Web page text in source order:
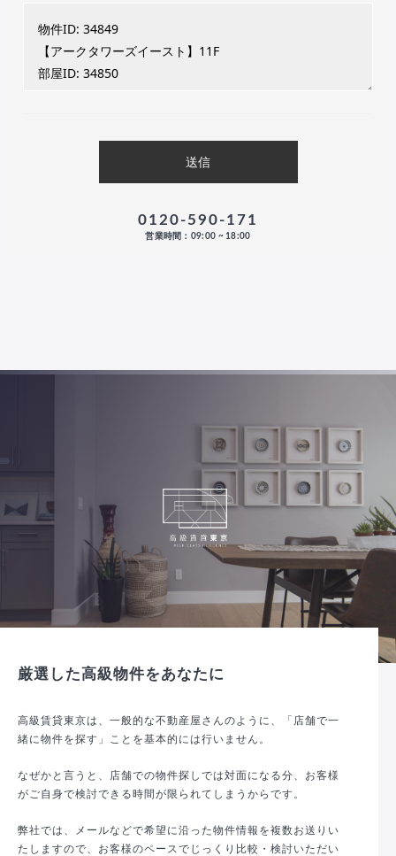
0120-590-171
営業時間：09:00 ~ 18:00
厳選した高級物件をあなたに
高級賃貸東京は、一般的な不動産屋さんのように、「店舗で一
緒に物件を探す」ことを基本的には行いません。
なぜかと言うと、店舗での物件探しでは対面になる分、お客様
がご自身で検討できる時間が限られてしまうからです。
弊社では、メールなどで希望に沿った物件情報を複数お送りい
たしますので、お客様のペースでじっくり比較・検討いただい